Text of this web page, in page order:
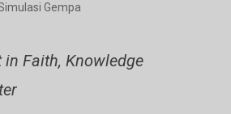
Gempa
in Faith, Knowledge